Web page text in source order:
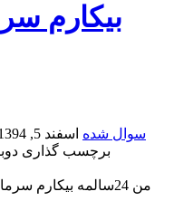
بیکارم
سوال شده اسفند 5, 1394
برچسب گذاری
من 24سالمه بیکارم